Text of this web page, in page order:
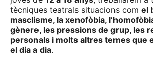
tècniques teatrals situacions com el
masclisme, la xenofòbia,
gènere, les pressions de grup, les
personals i molts altres temes que
el dia a dia.